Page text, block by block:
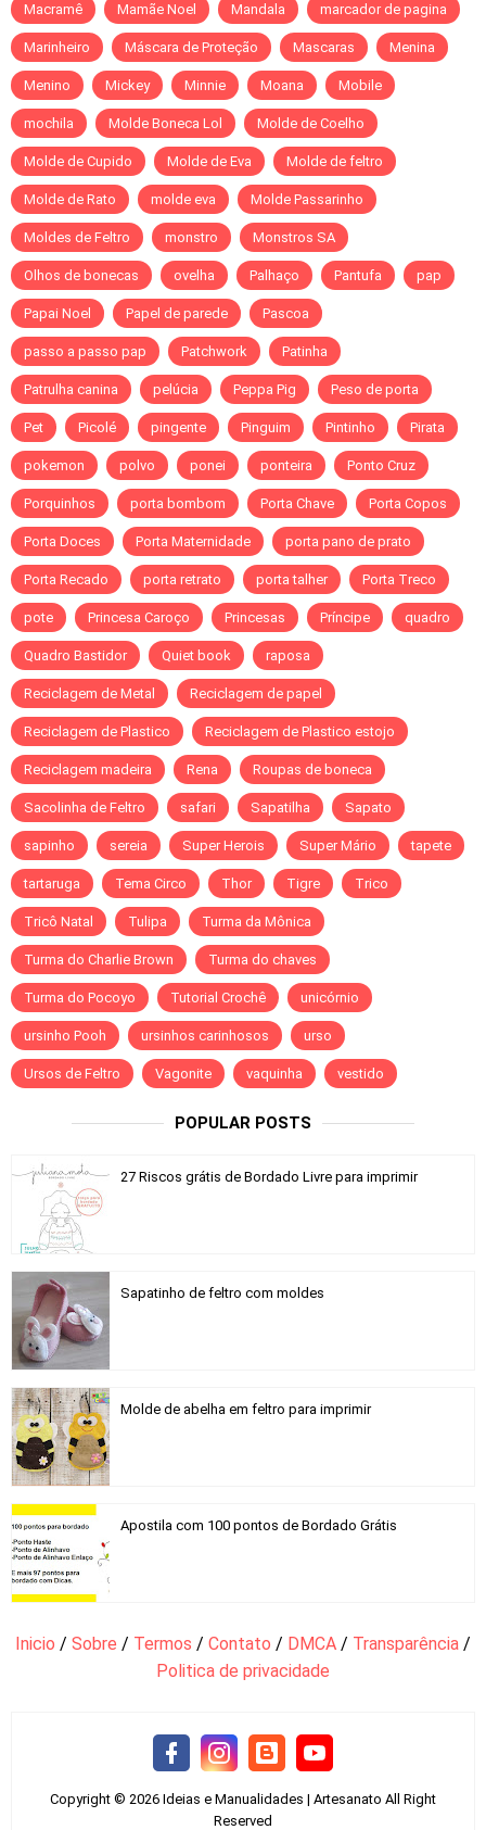
Macramê Mamãe Noel Mandala marcador de pagina
Marinheiro Máscara de Proteção Mascaras Menina
Menino Mickey Minnie Moana Mobile
mochila Molde Boneca Lol Molde de Coelho
Molde de Cupido Molde de Eva Molde de feltro
Molde de Rato molde eva Molde Passarinho
Moldes de Feltro monstro Monstros SA
Olhos de bonecas ovelha Palhaço Pantufa pap
Papai Noel Papel de parede Pascoa
passo a passo pap Patchwork Patinha
Patrulha canina pelúcia Peppa Pig Peso de porta
Pet Picolé pingente Pinguim Pintinho Pirata
pokemon polvo ponei ponteira Ponto Cruz
Porquinhos porta bombom Porta Chave Porta Copos
Porta Doces Porta Maternidade porta pano de prato
Porta Recado porta retrato porta talher Porta Treco
pote Princesa Caroço Princesas Príncipe quadro
Quadro Bastidor Quiet book raposa
Reciclagem de Metal Reciclagem de papel
Reciclagem de Plastico Reciclagem de Plastico estojo
Reciclagem madeira Rena Roupas de boneca
Sacolinha de Feltro safari Sapatilha Sapato
sapinho sereia Super Herois Super Mário tapete
tartaruga Tema Circo Thor Tigre Trico
Tricô Natal Tulipa Turma da Mônica
Turma do Charlie Brown Turma do chaves
Turma do Pocoyo Tutorial Crochê unicórnio
ursinho Pooh ursinhos carinhosos urso
Ursos de Feltro Vagonite vaquinha vestido
POPULAR POSTS
27 Riscos grátis de Bordado Livre para imprimir
Sapatinho de feltro com moldes
Molde de abelha em feltro para imprimir
Apostila com 100 pontos de Bordado Grátis
Inicio / Sobre / Termos / Contato / DMCA / Transparência /
Politica de privacidade
Copyright © 2026 Ideias e Manualidades | Artesanato All Right
Reserved